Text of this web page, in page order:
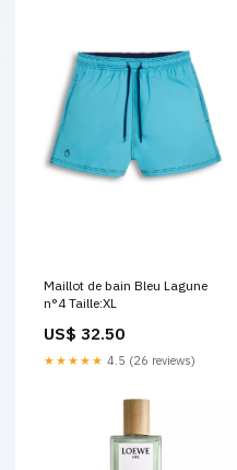
Maillot de bain Bleu Lagune
n°4 Taille:XL
US$ 32.50
★★★★★ 4.5 (26 reviews)